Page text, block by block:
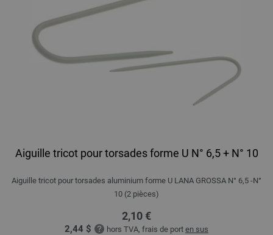
Aiguille tricot pour torsades forme U N° 6,5 + N° 10
Aiguille tricot pour torsades aluminium forme U LANA GROSSA N° 6,5 -N°
10 (2 pièces)
2,10 €
2,44 $ hors TVA, frais de port en sus